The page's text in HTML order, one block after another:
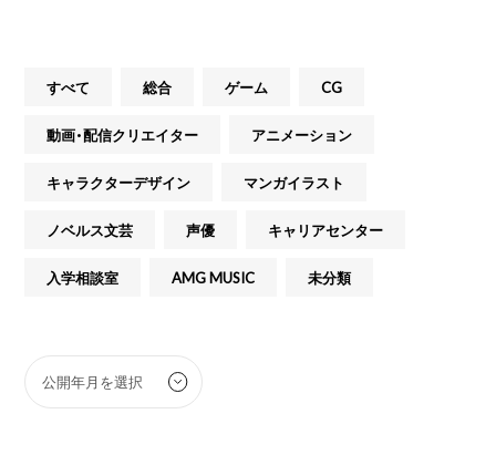
すべて 総合 ゲーム CG
動画・配信クリエイター アニメーション
キャラクターデザイン マンガイラスト
ノベルス文芸 声優 キャリアセンター
入学相談室 AMG MUSIC 未分類